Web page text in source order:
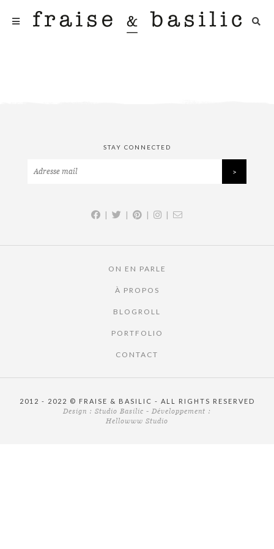
STAY CONNECTED
| | | |
ON EN PARLE
À PROPOS
BLOGROLL
PORTFOLIO
CONTACT
2012 - 2022 © FRAISE & BASILIC - ALL RIGHTS RESERVED
Design : Studio Basilic - Développement :
Hellowww Studio